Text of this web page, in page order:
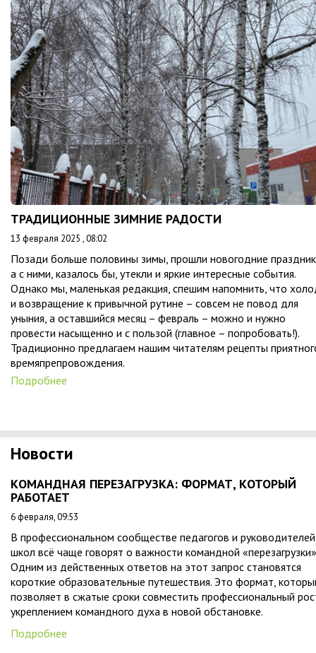
ТРАДИЦИОННЫЕ ЗИМНИЕ РАДОСТИ
13 февраля 2025 , 08:02
Позади больше половины зимы, прошли новогодние
а с ними, казалось бы, утекли и яркие интересные события.
Однако мы, маленькая редакция, спешим напомнить, что
и возвращение к привычной рутине – совсем не повод для
уныния, а оставшийся месяц – февраль – можно и нужно
провести насыщенно и с пользой (главное – попробовать!).
Традиционно предлагаем нашим читателям рецепты
времяпрепровождения.
Подробнее
Новости
КОМАНДНАЯ ПЕРЕЗАГРУЗКА: ФОРМАТ, КОТОРЫЙ
РАБОТАЕТ
6 февраля, 09:53
В профессиональном сообществе педагогов и руководителей
школ всё чаще говорят о важности командной
Одним из действенных ответов на этот запрос становятся
короткие образовательные путешествия. Это формат,
позволяет в сжатые сроки совместить профессиональный
укреплением командного духа в новой обстановке.
Подробнее